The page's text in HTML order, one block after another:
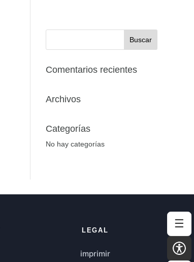
Comentarios recientes
Archivos
Categorías
No hay categorías
LEGAL
imprimir
☰